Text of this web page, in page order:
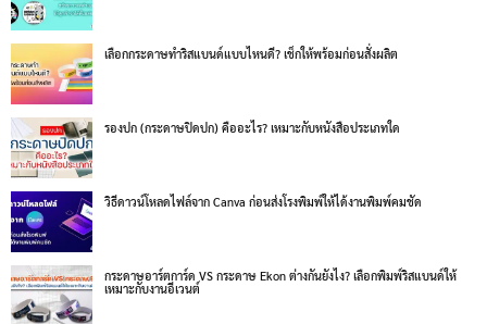
เลือกกระดาษทำริสแบนด์แบบไหนดี? เช็กให้พร้อมก่อนสั่งผลิต
รองปก (กระดาษปิดปก) คืออะไร? เหมาะกับหนังสือประเภทใด
วิธีดาวน์โหลดไฟล์จาก Canva ก่อนส่งโรงพิมพ์ให้ได้งานพิมพ์คมชัด
กระดาษอาร์ตการ์ด VS กระดาษ Ekon ต่างกันยังไง? เลือกพิมพ์ริสแบนด์ให้
เหมาะกับงานอีเวนต์